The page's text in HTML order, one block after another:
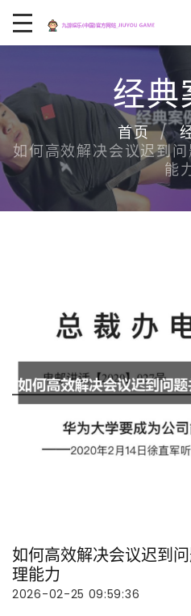
经典
首页
如何高效解决会议迟到
能
如何高效解决会议迟到
理能力
2026-02-25 09:59:36